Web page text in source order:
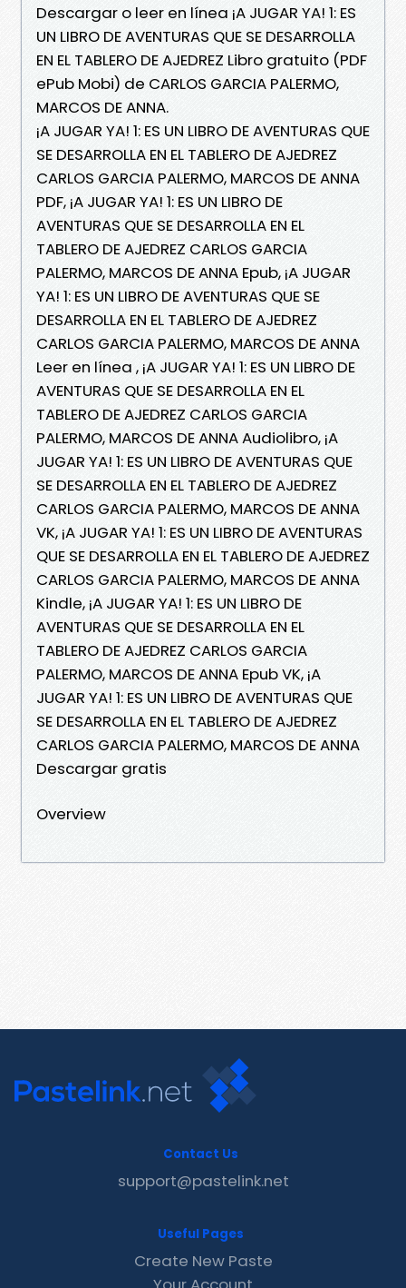
Descargar o leer en línea ¡A JUGAR YA! 1: ES
UN LIBRO DE AVENTURAS QUE SE DESARROLLA
EN EL TABLERO DE AJEDREZ Libro gratuito (PDF
ePub Mobi) de CARLOS GARCIA PALERMO,
MARCOS DE ANNA.
¡A JUGAR YA! 1: ES UN LIBRO DE AVENTURAS QUE
SE DESARROLLA EN EL TABLERO DE AJEDREZ
CARLOS GARCIA PALERMO, MARCOS DE ANNA
PDF, ¡A JUGAR YA! 1: ES UN LIBRO DE
AVENTURAS QUE SE DESARROLLA EN EL
TABLERO DE AJEDREZ CARLOS GARCIA
PALERMO, MARCOS DE ANNA Epub, ¡A JUGAR
YA! 1: ES UN LIBRO DE AVENTURAS QUE SE
DESARROLLA EN EL TABLERO DE AJEDREZ
CARLOS GARCIA PALERMO, MARCOS DE ANNA
Leer en línea , ¡A JUGAR YA! 1: ES UN LIBRO DE
AVENTURAS QUE SE DESARROLLA EN EL
TABLERO DE AJEDREZ CARLOS GARCIA
PALERMO, MARCOS DE ANNA Audiolibro, ¡A
JUGAR YA! 1: ES UN LIBRO DE AVENTURAS QUE
SE DESARROLLA EN EL TABLERO DE AJEDREZ
CARLOS GARCIA PALERMO, MARCOS DE ANNA
VK, ¡A JUGAR YA! 1: ES UN LIBRO DE AVENTURAS
QUE SE DESARROLLA EN EL TABLERO DE AJEDREZ
CARLOS GARCIA PALERMO, MARCOS DE ANNA
Kindle, ¡A JUGAR YA! 1: ES UN LIBRO DE
AVENTURAS QUE SE DESARROLLA EN EL
TABLERO DE AJEDREZ CARLOS GARCIA
PALERMO, MARCOS DE ANNA Epub VK, ¡A
JUGAR YA! 1: ES UN LIBRO DE AVENTURAS QUE
SE DESARROLLA EN EL TABLERO DE AJEDREZ
CARLOS GARCIA PALERMO, MARCOS DE ANNA
Descargar gratis
Overview
Contact Us
support@pastelink.net
Useful Pages
Create New Paste